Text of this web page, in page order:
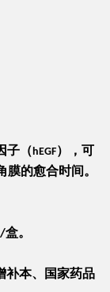
子（ hEGF），可
的愈合时间。
/盒。
补本、国家药品